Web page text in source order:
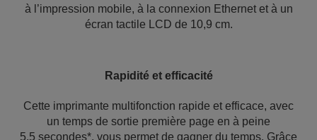
à l’impression mobile, à la connexion Ethernet et à un
écran tactile LCD de 10,9 cm.
Rapidité et efficacité
Cette imprimante multifonction rapide et efficace, avec
un temps de sortie première page en à peine
5,5 secondes*, vous permet de gagner du temps. Grâce